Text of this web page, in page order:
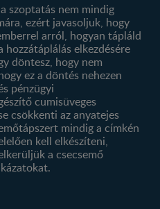
szoptatás nem mindig
ezért javasoljuk, hogy
arról, hogyan tápláld
hozzátáplálás elkezdésére
döntesz, hogy nem
ez a döntés nehezen
pénzügyi
cumisüveges
csökkenti az anyatejes
mindig a címkén
kell elkészíteni,
a csecsemő